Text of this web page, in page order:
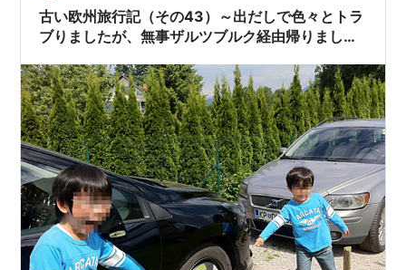
無い。緑のドームと二つの尖塔を持つ建物がザルツブ
ル…
古い欧州旅行記（その43）～出だしで色々とトラ
ブりましたが、無事ザルツブルク経由帰りまし